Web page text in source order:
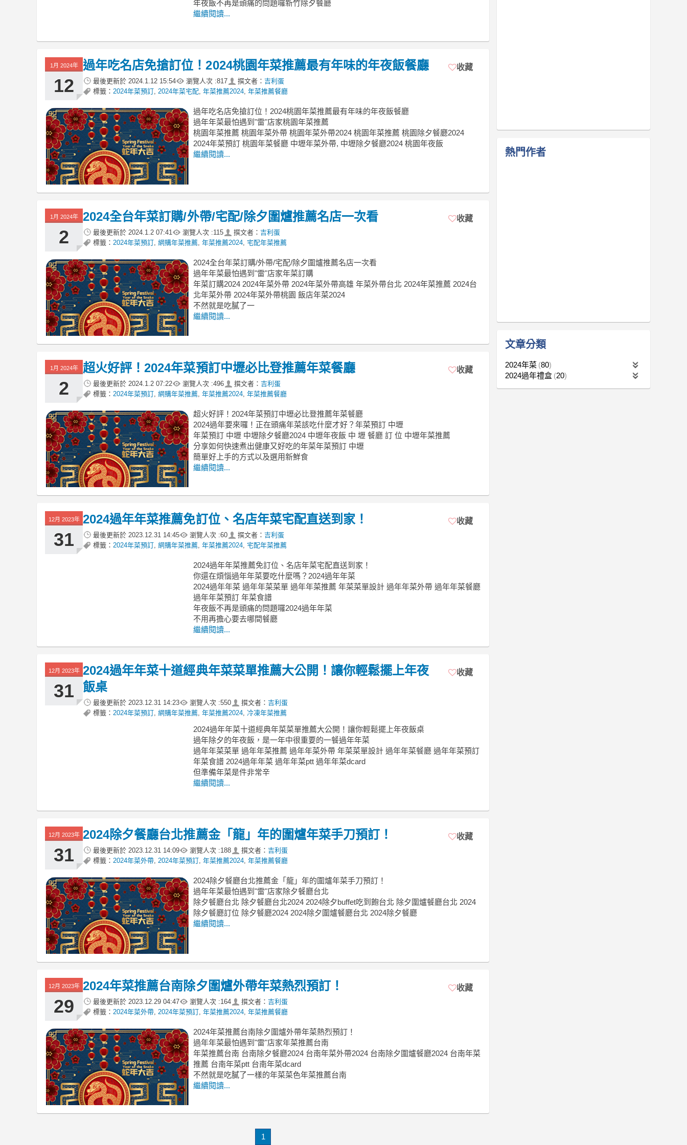
年夜飯不再是頭痛的問題囉新竹除夕餐廳
繼續閱讀...
1月 2024年
12
過年吃名店免搶訂位！2024桃園年菜推薦最有年味的年夜飯餐廳
最後更新於 2024.1.12 15:54 瀏覽人次 :817 撰文者： 吉利蛋
標籤： 2024年菜預訂 2024年菜宅配 年菜推薦2024 年菜推薦餐廳
收藏
過年吃名店免搶訂位！2024桃園年菜推薦最有年味的年夜飯餐廳
過年年菜最怕遇到"雷"店家桃園年菜推薦
桃園年菜推薦 桃園年菜外帶 桃園年菜外帶2024 桃園年菜推薦 桃園除夕餐廳2024
2024年菜預訂 桃園年菜餐廳 中壢年菜外帶, 中壢除夕餐廳2024 桃園年夜飯
繼續閱讀...
1月 2024年
2
2024全台年菜訂購/外帶/宅配/除夕圍爐推薦名店一次看
最後更新於 2024.1.2 07:41 瀏覽人次 :115 撰文者： 吉利蛋
標籤： 2024年菜預訂 網購年菜推薦 年菜推薦2024 宅配年菜推薦
收藏
2024全台年菜訂購/外帶/宅配/除夕圍爐推薦名店一次看
過年年菜最怕遇到"雷"店家年菜訂購
年菜訂購2024 2024年菜外帶 2024年菜外帶高雄 年菜外帶台北 2024年菜推薦 2024台
北年菜外帶 2024年菜外帶桃園 飯店年菜2024
不然就是吃膩了一
繼續閱讀...
1月 2024年
2
超火好評！2024年菜預訂中壢必比登推薦年菜餐廳
最後更新於 2024.1.2 07:22 瀏覽人次 :496 撰文者： 吉利蛋
標籤： 2024年菜預訂 網購年菜推薦 年菜推薦2024 年菜推薦餐廳
收藏
超火好評！2024年菜預訂中壢必比登推薦年菜餐廳
2024過年要來囉！正在頭痛年菜該吃什麼才好？年菜預訂 中壢
年菜預訂 中壢 中壢除夕餐廳2024 中壢年夜飯 中 壢 餐廳 訂 位 中壢年菜推薦
分享如何快速煮出健康又好吃的年菜年菜預訂 中壢
簡單好上手的方式以及選用新鮮食
繼續閱讀...
12月 2023年
31
2024過年年菜推薦免訂位、名店年菜宅配直送到家！
最後更新於 2023.12.31 14:45 瀏覽人次 :60 撰文者： 吉利蛋
標籤： 2024年菜預訂 網購年菜推薦 年菜推薦2024 宅配年菜推薦
收藏
2024過年年菜推薦免訂位、名店年菜宅配直送到家！
你還在煩惱過年年菜要吃什麼嗎？2024過年年菜
2024過年年菜 過年年菜菜單 過年年菜推薦 年菜菜單設計 過年年菜外帶 過年年菜餐廳
過年年菜預訂 年菜食譜
年夜飯不再是頭痛的問題囉2024過年年菜
不用再擔心要去哪間餐廳
繼續閱讀...
12月 2023年
31
2024過年年菜十道經典年菜菜單推薦大公開！讓你輕鬆擺上年夜
飯桌
最後更新於 2023.12.31 14:23 瀏覽人次 :550 撰文者： 吉利蛋
標籤： 2024年菜預訂 網購年菜推薦 年菜推薦2024 冷凍年菜推薦
收藏
2024過年年菜十道經典年菜菜單推薦大公開！讓你輕鬆擺上年夜飯桌
過年除夕的年夜飯，是一年中很重要的一餐過年年菜
過年年菜菜單 過年年菜推薦 過年年菜外帶 年菜菜單設計 過年年菜餐廳 過年年菜預訂
年菜食譜 2024過年年菜 過年年菜ptt 過年年菜dcard
但準備年菜是件非常辛
繼續閱讀...
12月 2023年
31
2024除夕餐廳台北推薦金「龍」年的圍爐年菜手刀預訂！
最後更新於 2023.12.31 14:09 瀏覽人次 :188 撰文者： 吉利蛋
標籤： 2024年菜外帶 2024年菜預訂 年菜推薦2024 年菜推薦餐廳
收藏
2024除夕餐廳台北推薦金「龍」年的圍爐年菜手刀預訂！
過年年菜最怕遇到"雷"店家除夕餐廳台北
除夕餐廳台北 除夕餐廳台北2024 2024除夕buffet吃到飽台北 除夕圍爐餐廳台北 2024
除夕餐廳訂位 除夕餐廳2024 2024除夕圍爐餐廳台北 2024除夕餐廳
繼續閱讀...
12月 2023年
29
2024年菜推薦台南除夕圍爐外帶年菜熱烈預訂！
最後更新於 2023.12.29 04:47 瀏覽人次 :164 撰文者： 吉利蛋
標籤： 2024年菜外帶 2024年菜預訂 年菜推薦2024 年菜推薦餐廳
收藏
2024年菜推薦台南除夕圍爐外帶年菜熱烈預訂！
過年年菜最怕遇到"雷"店家年菜推薦台南
年菜推薦台南 台南除夕餐廳2024 台南年菜外帶2024 台南除夕圍爐餐廳2024 台南年菜
推薦 台南年菜ptt 台南年菜dcard
不然就是吃膩了一樣的年菜菜色年菜推薦台南
繼續閱讀...
1
熱門作者
文章分類
2024年菜 80
2024過年禮盒 20